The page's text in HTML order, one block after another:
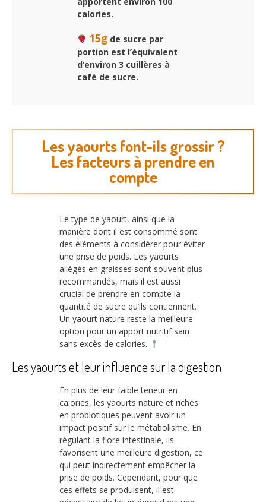
calories.
15gde sucre par
portion est l’équivalent
d’environ 3 cuillères à
café de sucre.
Les yaourts font-ils grossir ?
Les facteurs à prendre en
compte
Le type de yaourt, ainsi que la
manière dont il est consommé sont
des éléments à considérer pour éviter
une prise de poids. Les yaourts
allégés en graisses sont souvent plus
recommandés, mais il est aussi
crucial de prendre en compte la
quantité de sucre qu’ils contiennent.
Un yaourt nature reste la meilleure
option pour un apport nutritif sain
sans excès de calories.
Les yaourts et leur influence sur la digestion
En plus de leur faible teneur en
calories, les yaourts nature et riches
en probiotiques peuvent avoir un
impact positif sur le métabolisme. En
régulant la flore intestinale, ils
favorisent une meilleure digestion, ce
qui peut indirectement empêcher la
prise de poids. Cependant, pour que
ces effets se produisent, il est